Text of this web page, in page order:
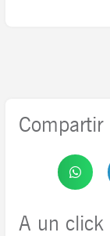
Compartir
A un click